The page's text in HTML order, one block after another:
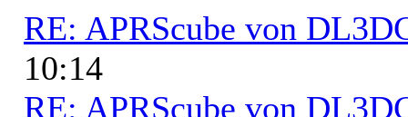
RE: APRScube von
10:14
RE: APRScube von